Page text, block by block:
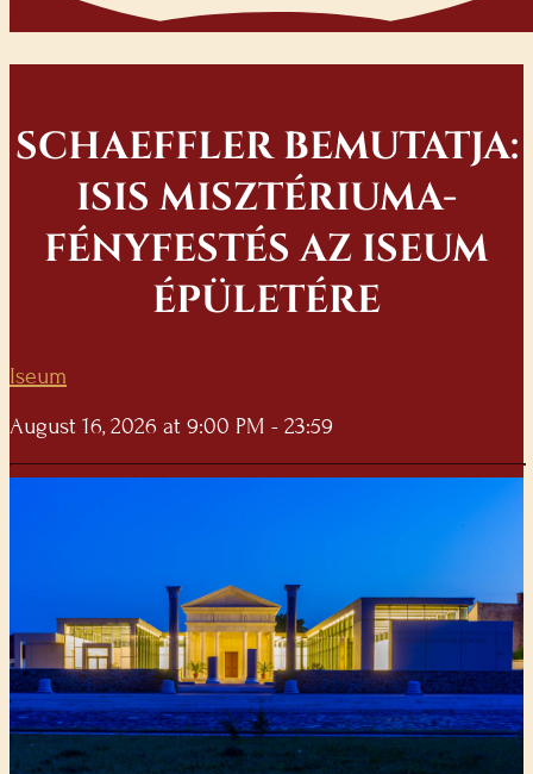
SCHAEFFLER BEMUTATJA:
ISIS MISZTÉRIUMA-
FÉNYFESTÉS AZ ISEUM
ÉPÜLETÉRE
Iseum
August 16, 2026 at 9:00 PM - 23:59